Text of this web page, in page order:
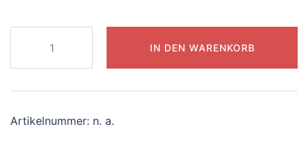
koala
Menge
IN DEN WARENKORB
Artikelnummer: n. a.